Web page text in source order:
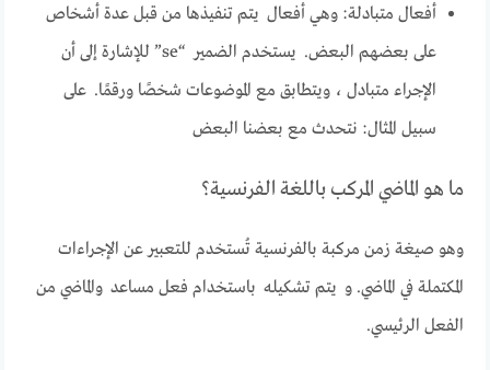
أفعال متبادلة: وهي أفعال يتم تنفيذها من قبل عدة أشخاص
على بعضهم البعض. يستخدم الضمير “se” للإشارة إلى أن
الإجراء متبادل ، ويتطابق مع الموضوعات شخصًا ورقمًا. على
سبيل المثال: نتحدث مع بعضنا البعض
ما هو الماضي المركب باللغة الفرنسية؟
وهو صيغة زمن مركبة بالفرنسية تُستخدم للتعبير عن الإجراءات
المكتملة في الماضي. و يتم تشكيله باستخدام فعل مساعد والماضي من
الفعل الرئيسي.